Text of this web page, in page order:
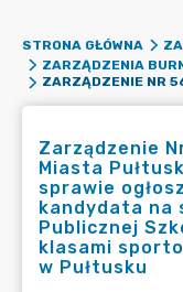
STRONA GŁÓWNA
ZARZĄDZENIA
Zarządzenie
Miasta
sprawie
kandydata na
Publicznej
klasami
w Pułtusku